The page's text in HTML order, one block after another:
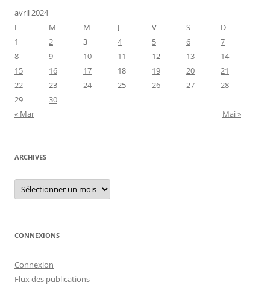
avril 2024
L
M M J V S
D
1
2 3 4 5 6
7
8
9 10 11 12 13
14
15
16 17 18 19 20
21
22
23 24 25 26 27
28
29
30
« Mar
Mai »
ARCHIVES
Archives
CONNEXIONS
Connexion
Flux des publications